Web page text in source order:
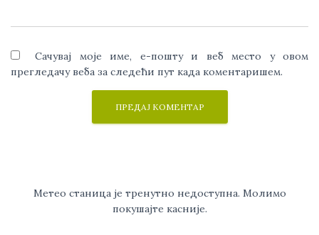
Сачувај моје име, е-пошту и веб место у овом
прегледачу веба за следећи пут када коментаришем.
Метео станица је тренутно недоступна. Молимо
покушајте касније.